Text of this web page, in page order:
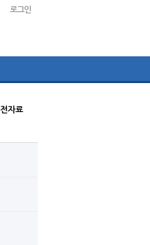
로그인
자료